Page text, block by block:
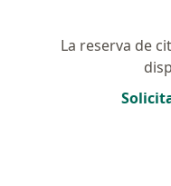
La reserva de